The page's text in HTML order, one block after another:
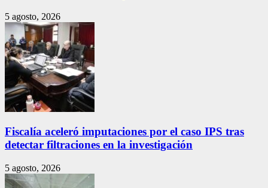
5 agosto, 2026
Fiscalía aceleró imputaciones por el caso IPS tras
detectar filtraciones en la investigación
5 agosto, 2026